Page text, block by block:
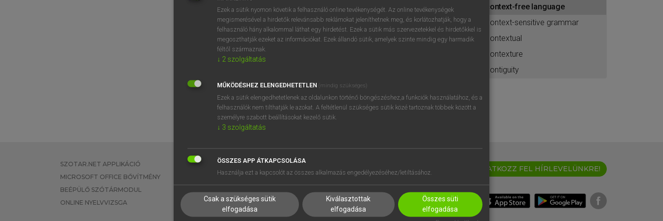
BELÉPÉS
próbaverziójának elindításához
regisztrálok ésbelépek.
REGISZTRÁCIÓ
context-free language
context-sensitive grammar
contextual
contexture
contiguity
SZOTAR.NET APPLIKÁCIÓ
MICROSOFT OFFICE BŐVÍTMÉNY
BEÉPÜLŐ SZÓTÁRMODUL
ONLINE NYELVVIZSGA
EGYÉNI FELHASZNÁLÓKNAK
TANULÓKNAK
VÁLLALATI MEGOLDÁSOK
SÚGÓ
RÓLUNK
SÜTI BEÁLLÍTÁSOK
IRATKOZZ FEL HÍRLEVELÜNKRE!
Ezek a sütik nyomon követik a felhasználó online tevékenységét. Az online tevékenységek
megismerésével a hirdetők relevánsabb reklámokat jeleníthetnek meg, és korlátozhatják, hogy a
felhasználó hány alkalommal láthat egy hirdetést. Ezek a sütik más szervezetekkel és hirdetőkkel is
megoszthatják ezeket az információkat. Ezek állandó sütik, amelyek szinte mindig egy harmadik
féltől származnak.
↓ 2 szolgáltatás
MŰKÖDÉSHEZ ELENGEDHETETLEN (mindig szükséges)
Ezek a sütik elengedhetetlenek az oldalunkon történő böngészéshez,a funkciók használatához, és a
felhasználók nem tilthatják le azokat. A feltétlenül szükséges sütik közé tartoznak többek között a
személyre szabott beállításokat kezelő sütik.
↓ 3 szolgáltatás
ÖSSZES APP ÁTKAPCSOLÁSA
Használja ezt a kapcsolót az összes alkalmazás engedélyezéséhez/letiltásához.
Csak a szükséges sütik
elfogadása
Kiválasztottak
elfogadása
Összes süti
elfogadása